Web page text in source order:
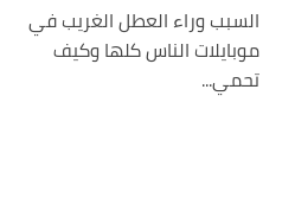
السبب وراء العطل الغريب في
موبايلات الناس كلها وكيف
تحمي...